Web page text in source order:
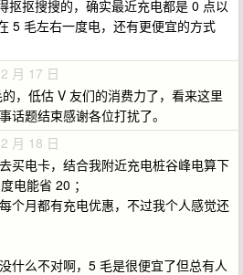
抠抠搜搜的，确实最近充电都是 0 点以
5 毛左右一度电，还有更便宜的方式
月 17 日
，低估 V 友们的消费力了，看来这里
话题结束感谢各位打扰了。
月 18 日
买电卡，结合我附近充电桩谷峰电算下
电能省 20 ；
个月都有充电优惠，不过我个人感觉还
什么不对啊，5 毛是很便宜了但总有人